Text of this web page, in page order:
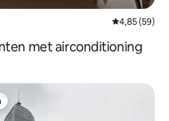
Gemiddelde
4,85 (59)
met airconditioning